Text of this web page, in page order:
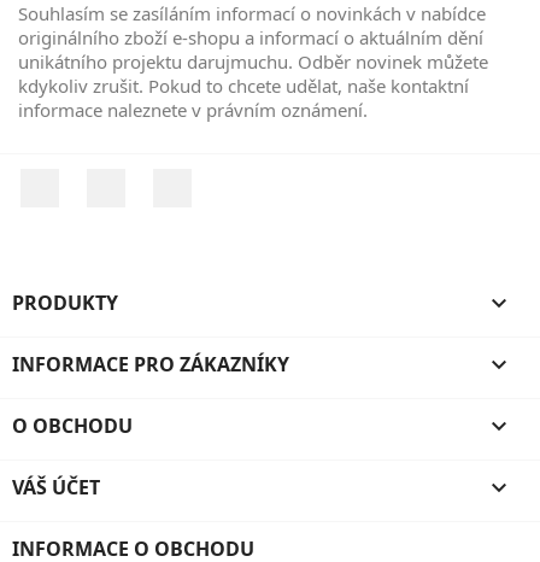
Souhlasím se zasíláním informací o novinkách v nabídce
originálního zboží e-shopu a informací o aktuálním dění
unikátního projektu darujmuchu. Odběr novinek můžete
kdykoliv zrušit. Pokud to chcete udělat, naše kontaktní
informace naleznete v právním oznámení.
PRODUKTY 
INFORMACE PRO ZÁKAZNÍKY 
O OBCHODU 
VÁŠ ÚČET 
INFORMACE O OBCHODU